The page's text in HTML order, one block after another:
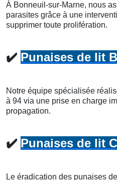
À Bonneuil-sur-Marne, nous
parasites grâce à une
supprimer toute prolifération.
✔️ Punaises de lit
Notre équipe spécialisée
à 94 via une prise en charge
propagation.
✔️ Punaises de lit
Le éradication des punaises